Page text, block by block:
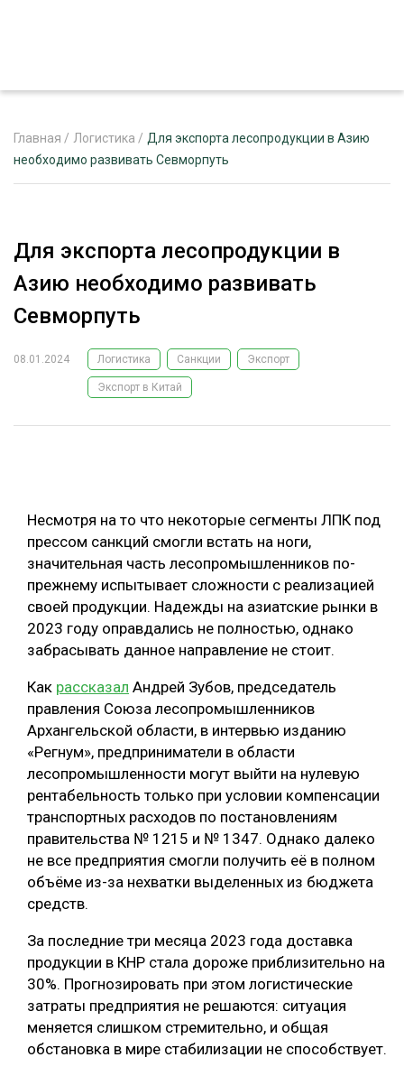
РЕКЛАМОДАТЕЛЯМ
ЛЕСНОЕ ХОЗЯЙСТВО
ЛЕСОЗАГОТОВКА
ОБРАБОТКА ДРЕВЕСИНЫ
ЛЕСОВОССТАНОВЛЕНИЕ И ЗАЩИТА
ЛОГИСТИКА
ПРОИЗВОДСТВО ДРЕВЕСНЫХ ПЛИТ
ЦБП
ЛЕСОПИЛЕНИЕ
ДЕРЕВЯННОЕ ДОМОСТРОЕНИЕ
БЕЗОПАСНОЕ ПРОИЗВОДСТВО
СОРТИРОВКА ДРЕВЕСИНЫ
СУШКА ДРЕВЕСИНЫ
МЕБЕЛЬНОЕ ПРОИЗВОДСТВО
ТЕМАТИЧЕСКИЕ ПРОЕКТЫ
ЭКСПЕРТНОЕ МНЕНИЕ
Главная / Логистика / Для экспорта лесопродукции в Азию
необходимо развивать Севморпуть
Для экспорта лесопродукции в
Азию необходимо развивать
Севморпуть
08.01.2024 Логистика Санкции Экспорт
Экспорт в Китай
Несмотря на то что некоторые сегменты ЛПК под
прессом санкций смогли встать на ноги,
значительная часть лесопромышленников по-
прежнему испытывает сложности с реализацией
своей продукции. Надежды на азиатские рынки в
2023 году оправдались не полностью, однако
забрасывать данное направление не стоит.
Как рассказал Андрей Зубов, председатель
правления Союза лесопромышленников
Архангельской области, в интервью изданию
«Регнум», предприниматели в области
лесопромышленности могут выйти на нулевую
рентабельность только при условии компенсации
транспортных расходов по постановлениям
правительства № 1215 и № 1347. Однако далеко
не все предприятия смогли получить её в полном
объёме из-за нехватки выделенных из бюджета
средств.
За последние три месяца 2023 года доставка
продукции в КНР стала дороже приблизительно на
30%. Прогнозировать при этом логистические
затраты предприятия не решаются: ситуация
меняется слишком стремительно, и общая
обстановка в мире стабилизации не способствует.